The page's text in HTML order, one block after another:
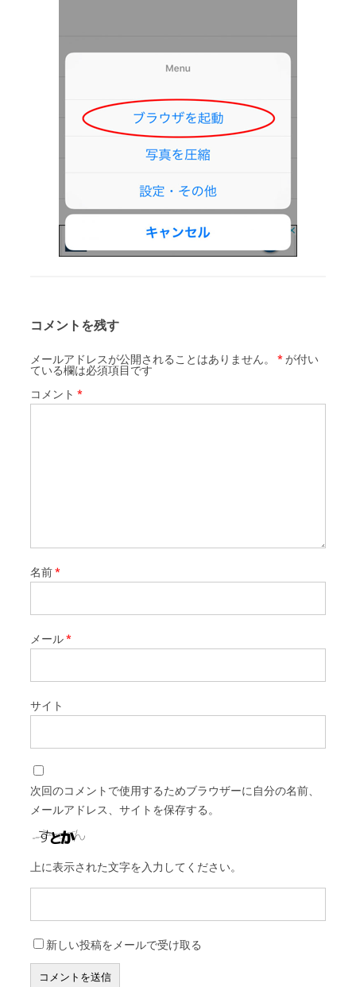
コメントを残す
メールアドレスが公開されることはありません。 * が付い
ている欄は必須項目です
コメント *
名前*
メール*
サイト
次回のコメントで使用するためブラウザーに自分の名前、
メールアドレス、サイトを保存する。
上に表示された文字を入力してください。
新しい投稿をメールで受け取る